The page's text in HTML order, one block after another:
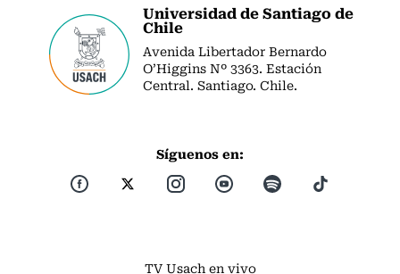
Universidad de Santiago de
Chile
Avenida Libertador Bernardo
O’Higgins Nº 3363. Estación
Central. Santiago. Chile.
Síguenos en:
TV Usach en vivo